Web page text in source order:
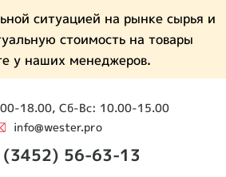
ситуацией на рынке сырья и
стоимость на товары
у наших менеджеров.
18.00, Сб-Вс: 10.00-15.00
info@wester.pro
56-63-13